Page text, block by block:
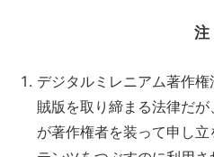
注
デジタルミレニアム著作
賊版を取り締まる法律だ
が著作権者を装って申し